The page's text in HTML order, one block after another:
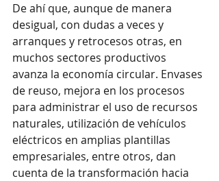
De ahí que, aunque de manera
desigual, con dudas a veces y
arranques y retrocesos otras, en
muchos sectores productivos
avanza la economía circular. Envases
de reuso, mejora en los procesos
para administrar el uso de recursos
naturales, utilización de vehículos
eléctricos en amplias plantillas
empresariales, entre otros, dan
cuenta de la transformación hacia